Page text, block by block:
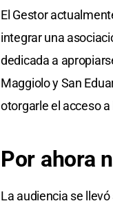
El Gestor
integrar una
dedicada a
Maggiolo y San
otorgarle el acceso
Por ahora
La audiencia se